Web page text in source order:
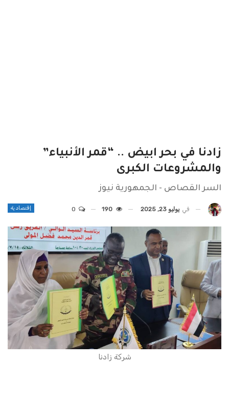
زادنا في بحر ابيض .. “قمر الأنبياء”
والمشروعات الكبرى
السر القصاص - الجمهورية نيوز
إقتصادية في يوليو 23, 2025 190
شركة زادنا